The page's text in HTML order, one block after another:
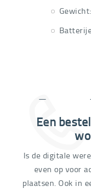
03
Een
Is de digitale
even op voor
plaatsen. Ook in